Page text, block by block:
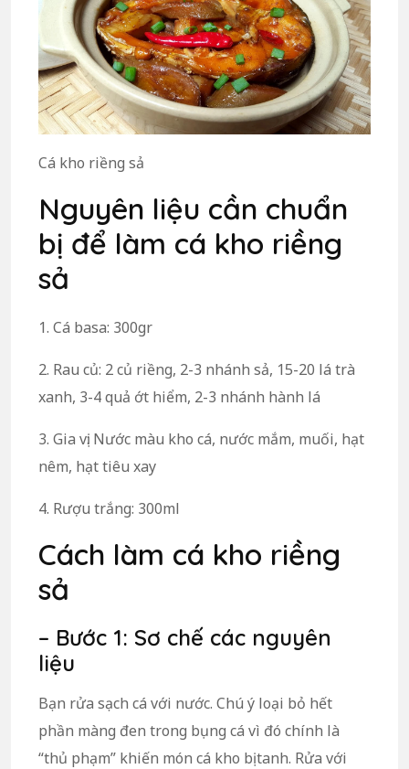
Cá kho riềng sả
Nguyên liệu cần chuẩn
bị để làm cá kho riềng
sả
1. Cá basa: 300gr
2. Rau củ: 2 củ riềng, 2-3 nhánh sả, 15-20 lá trà
xanh, 3-4 quả ớt hiểm, 2-3 nhánh hành lá
3. Gia vị: Nước màu kho cá, nước mắm, muối, hạt
nêm, hạt tiêu xay
4. Rượu trắng: 300ml
Cách làm cá kho riềng
sả
– Bước 1: Sơ chế các nguyên
liệu
Bạn rửa sạch cá với nước. Chú ý loại bỏ hết
phần màng đen trong bụng cá vì đó chính là
“thủ phạm” khiến món cá kho bị tanh. Rửa với